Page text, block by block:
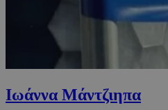
Ιωάννα Μάντζιηπα